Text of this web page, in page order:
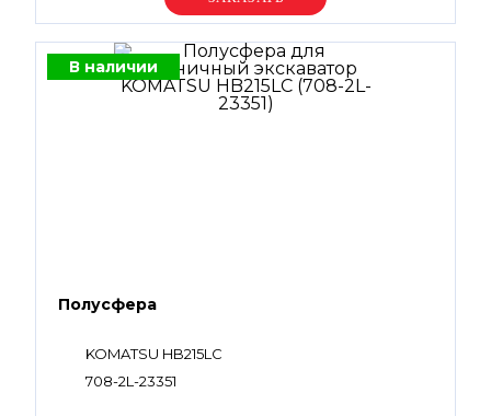
В наличии
Полусфера
KOMATSU HB215LC
708-2L-23351